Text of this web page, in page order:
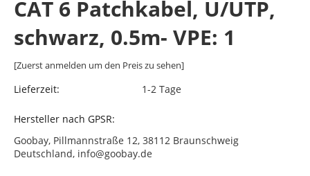
CAT 6 Patchkabel, U/UTP,
schwarz, 0.5m- VPE: 1
[Zuerst anmelden um den Preis zu sehen]
Lieferzeit: 1-2 Tage
Hersteller nach GPSR:
Goobay, Pillmannstraße 12, 38112 Braunschweig
Deutschland, info@goobay.de